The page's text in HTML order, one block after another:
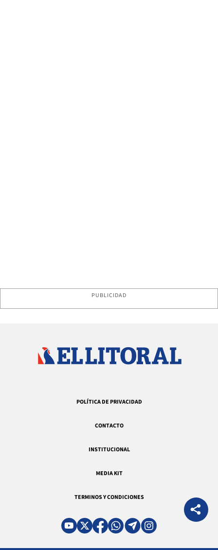
PUBLICIDAD
POLÍTICA DE PRIVACIDAD
CONTACTO
INSTITUCIONAL
MEDIA KIT
TERMINOS Y CONDICIONES